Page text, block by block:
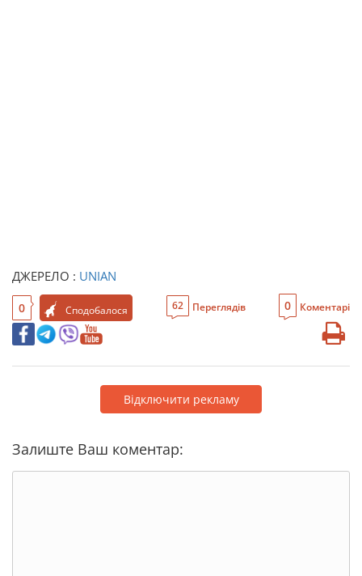
ДЖЕРЕЛО : UNIAN
0 Сподобалося 62 Переглядів 0 Коментарі
Відключити рекламу
Залиште Ваш коментар: